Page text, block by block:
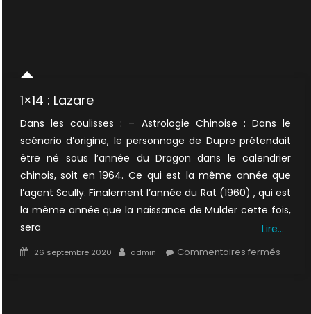
1×14 : Lazare
Dans les coulisses : – Astrologie Chinoise : Dans le
scénario d’origine, le personnage de Dupre prétendait
être né sous l’année du Dragon dans le calendrier
chinois, soit en 1964. Ce qui est la même année que
l’agent Scully. Finalement l’année du Rat (1960) , qui est
la même année que la naissance de Mulder cette fois,
sera
Lire…
Posted
26 septembre 2020 Author
admin Commentaires ferméssur